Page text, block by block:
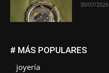
30/07/2026
# MÁS POPULARES
joyería